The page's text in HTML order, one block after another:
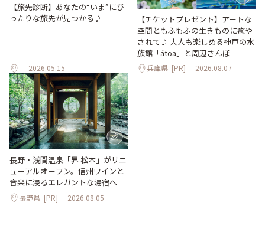
【旅先診断】あなたの“いま”にぴ
ったりな旅先が見つかる♪
2026.05.15
【チケットプレゼント】アートな
空間ともふもふの生きものに癒や
されて♪ 大人も楽しめる神戸の水
族館「átoa」と周辺さんぽ
兵庫県 [PR] 2026.08.07
長野・浅間温泉「界 松本」がリニ
ューアルオープン。信州ワインと
音楽に浸るエレガントな湯宿へ
長野県 [PR] 2026.08.05